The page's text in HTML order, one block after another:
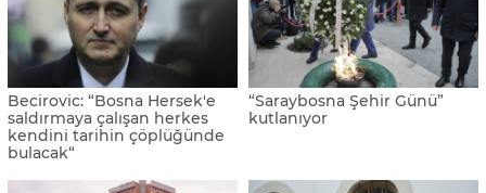
Becirovic: “Bosna Hersek'e
saldırmaya çalışan herkes
kendini tarihin çöplüğünde
bulacak“
“Saraybosna Şehir Günü”
kutlanıyor